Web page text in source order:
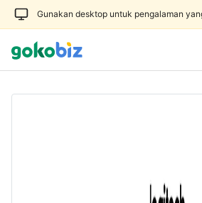
Gunakan desktop untuk pengalaman